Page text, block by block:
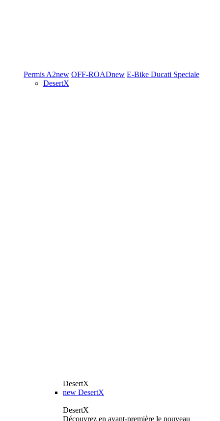
Permis A2new OFF-ROADnew E-Bike Ducati Speciale
DesertX
DesertX
new DesertX
DesertX
Découvrez en avant-première le nouveau